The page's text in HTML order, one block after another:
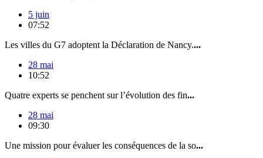
5 juin
07:52
Les villes du G7 adoptent la Déclaration de Nancy....
28 mai
10:52
Quatre experts se penchent sur l’évolution des fin...
28 mai
09:30
Une mission pour évaluer les conséquences de la so...